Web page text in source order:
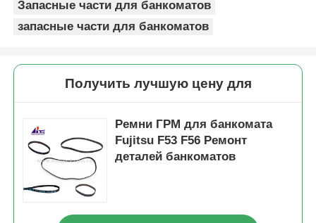
Запасные части для банкоматов
запасные части для банкоматов
Получить лучшую цену для
Ремни ГРМ для банкомата
Fujitsu F53 F56 Ремонт
деталей банкоматов